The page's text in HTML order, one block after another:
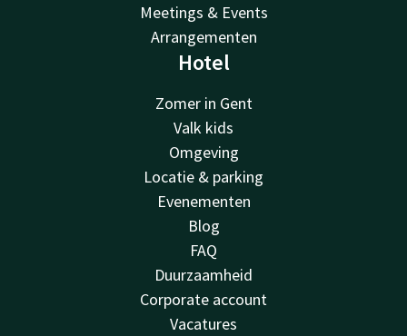
Meetings & Events
Arrangementen
Hotel
Zomer in Gent
Valk kids
Omgeving
Locatie & parking
Evenementen
Blog
FAQ
Duurzaamheid
Corporate account
Vacatures